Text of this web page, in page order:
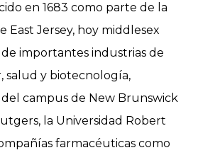
en 1683 como parte de la
East Jersey, hoy middlesex
importantes industrias de
salud y biotecnología,
campus de New Brunswick
la Universidad Robert
farmacéuticas como